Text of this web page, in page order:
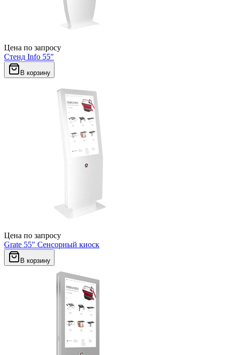
Цена по запросу
Стенд Info 55"
В корзину
Цена по запросу
Grate 55" Сенсорный киоск
В корзину